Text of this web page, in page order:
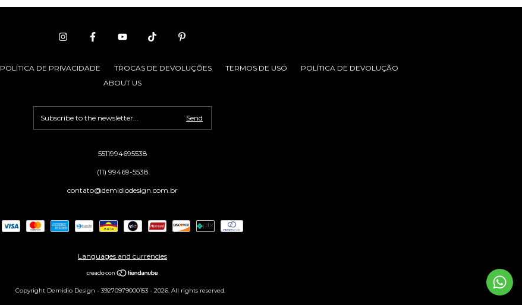
POLÍTICA DE PRIVACIDADE TROCAS DE DEVOLUÇÕES TERMOS DE USO
POLÍTICA DE DEVOLUÇÃO
ABOUT US
5511994695538
(11) 99469-5538
contato@demidiodesign.com.br
Languages and currencies
Copyright Demidio Design - 39270979000153 - 2026. All rights reserved.